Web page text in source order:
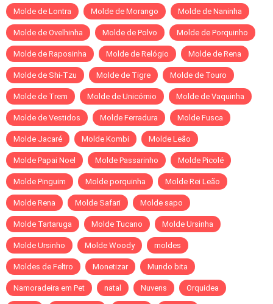
Molde de Lontra Molde de Morango Molde de Naninha
Molde de Ovelhinha Molde de Polvo Molde de Porquinho
Molde de Raposinha Molde de Relógio Molde de Rena
Molde de Shi-Tzu Molde de Tigre Molde de Touro
Molde de Trem Molde de Unicórnio Molde de Vaquinha
Molde de Vestidos Molde Ferradura Molde Fusca
Molde Jacaré Molde Kombi Molde Leão
Molde Papai Noel Molde Passarinho Molde Picolé
Molde Pinguim Molde porquinha Molde Rei Leão
Molde Rena Molde Safari Molde sapo
Molde Tartaruga Molde Tucano Molde Ursinha
Molde Ursinho Molde Woody moldes
Moldes de Feltro Monetizar Mundo bita
Namoradeira em Pet natal Nuvens Orquidea